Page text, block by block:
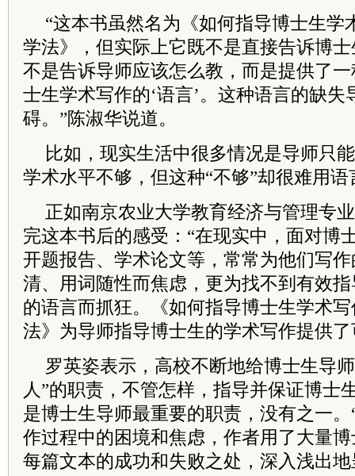
“这本书虽然名为《如何指导博士生
学法》，但实际上它既不是直接告诉博
不是告诉导师应该怎么教，而是提供了
士生学术写作的‘语言’。这种语言的缺
碍。”陈淑华说道。
比如，现实生活中很多情况是导师只
学术水平不够，但这种“不够”却很难用
正如南京农业大学教育经济与管理专
完这本书后的感受：“在现实中，面对博
开题报告、学术论文等，常常为他们写
清、用词随性而焦虑，更为找不到有效
的语言而抓狂。《如何指导博士生学术
法》为导师指导博士生的学术写作提供
罗英姿表示，高校不断地给博士生导
人”的职责，不管怎样，指导并保证博士
是博士生导师最重要的职责，没有之一
作过程中的困境和焦虑，作者用了大量
每篇文本的成功和失败之处，深入浅出